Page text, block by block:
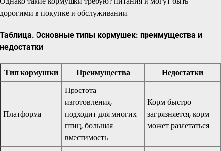
дорогими в покупке и обслуживании.
Таблица. Основные типы кормушек: преимущества и
недостатки
Тип кормушки Преимущества Недостатки
Платформа
Простота
изготовления,
подходит для многих
птиц, большая
вместимость
Корм быстро
загрязняется, корм
может разлетаться